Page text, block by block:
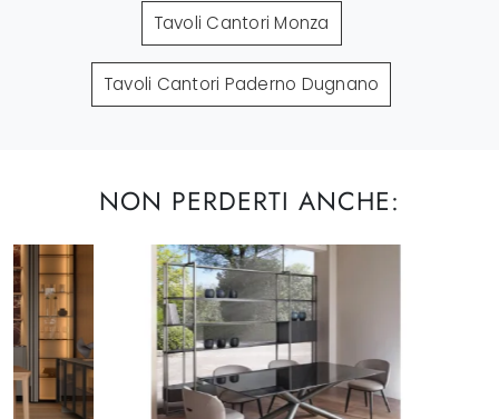
Tavoli Cantori Monza
Tavoli Cantori Paderno Dugnano
NON PERDERTI ANCHE: